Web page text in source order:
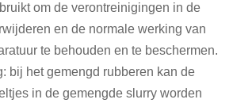
om de verontreinigingen in de
en de normale werking van
te behouden en te beschermen.
bij het gemengd rubberen kan de
in de gemengde slurry worden